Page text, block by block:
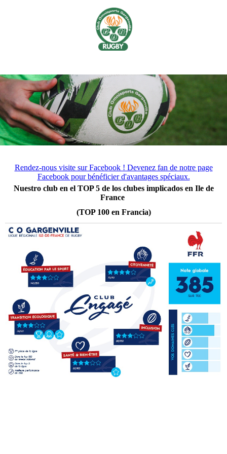
Rendez-nous visite sur Facebook ! Devenez fan de notre page
Facebook pour bénéficier d'avantages spéciaux.
Nuestro club en el TOP 5 de los clubes implicados en Ile de
France
(TOP 100 en Francia)